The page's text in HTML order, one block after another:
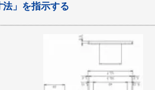
法」を指示する